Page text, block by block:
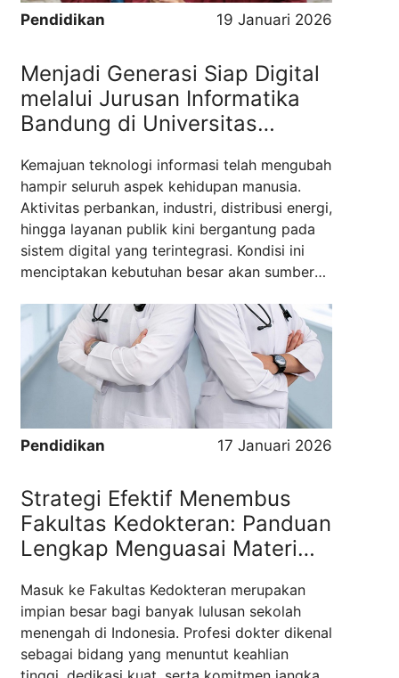
Pendidikan 19 Januari 2026
Menjadi Generasi Siap Digital
melalui Jurusan Informatika
Bandung di Universitas
Kemajuan teknologi informasi telah mengubah
hampir seluruh aspek kehidupan manusia.
Aktivitas perbankan, industri, distribusi energi,
hingga layanan publik kini bergantung pada
sistem digital yang terintegrasi. Kondisi ini
menciptakan kebutuhan besar akan sumber
informatika. Bandung sebagai kota
pendidikan dan teknologi menjadi salah satu
pusat pengembangan talenta digital di
Indonesia. Oleh sebab ...
Read more
Pendidikan 17 Januari 2026
Strategi Efektif Menembus
Fakultas Kedokteran: Panduan
Lengkap Menguasai Materi
Masuk ke Fakultas Kedokteran merupakan
impian besar bagi banyak lulusan sekolah
menengah di Indonesia. Profesi dokter dikenal
sebagai bidang yang menuntut keahlian